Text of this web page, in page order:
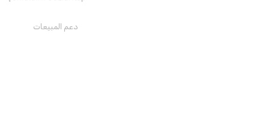
دعم المبيعات